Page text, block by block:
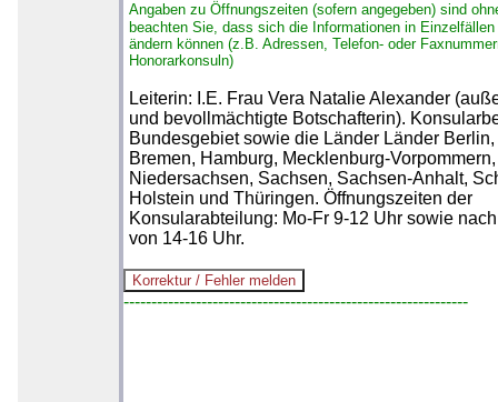
Angaben zu Öffnungszeiten (sofern angegeben) sind
beachten Sie, dass sich die Informationen in
ändern können (z.B. Adressen, Telefon- oder
Honorarkonsuln)
Leiterin: I.E. Frau Vera Natalie Alexander
und bevollmächtigte Botschafterin).
Bundesgebiet sowie die Länder Länder
Bremen, Hamburg, Mecklenburg-Vorpommern,
Niedersachsen, Sachsen, Sachsen-Anhalt,
Holstein und Thüringen. Öffnungszeiten der
Konsularabteilung: Mo-Fr 9-12 Uhr sowie
von 14-16 Uhr.
--------------------------------------------------------------